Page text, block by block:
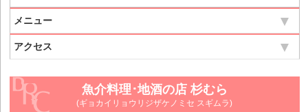
メニュー
アクセス
魚介料理･地酒の店 杉むら
(ギョカイリョウリジザケノミセ スギムラ)